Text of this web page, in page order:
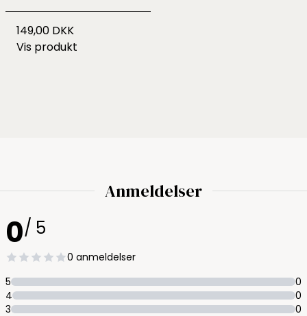
149,00 DKK
Vis produkt
Anmeldelser
0/ 5
0 anmeldelser
5
0
4
0
3
0